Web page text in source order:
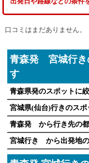
口コミはまだありません。
青森発 宮城行き
す
青森県発のスポットに
宮城県(仙台)行きのスポ
青森発 から行き先の
宮城行き から出発地